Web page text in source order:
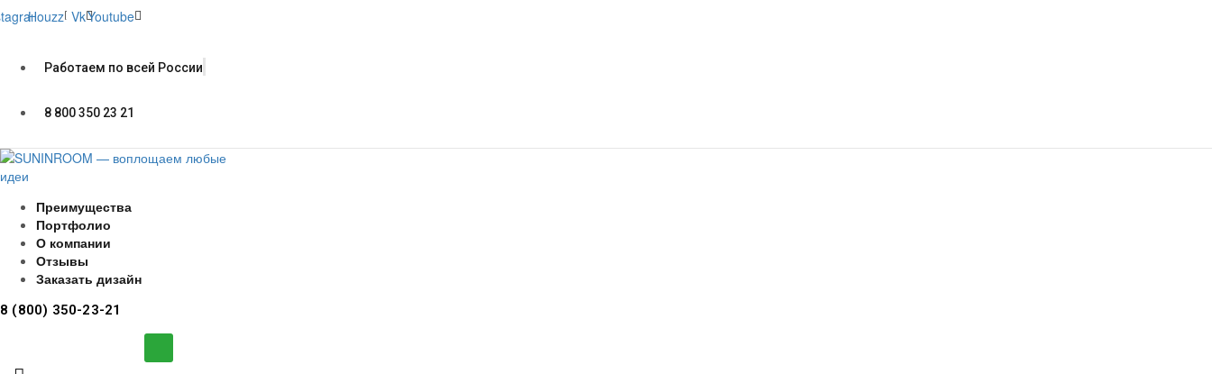
Houzz VkYoutube
Работаем по всей России
8 800 350 23 21
Преимущества
Портфолио
О компании
Отзывы
Заказать дизайн
8 (800) 350-23-21